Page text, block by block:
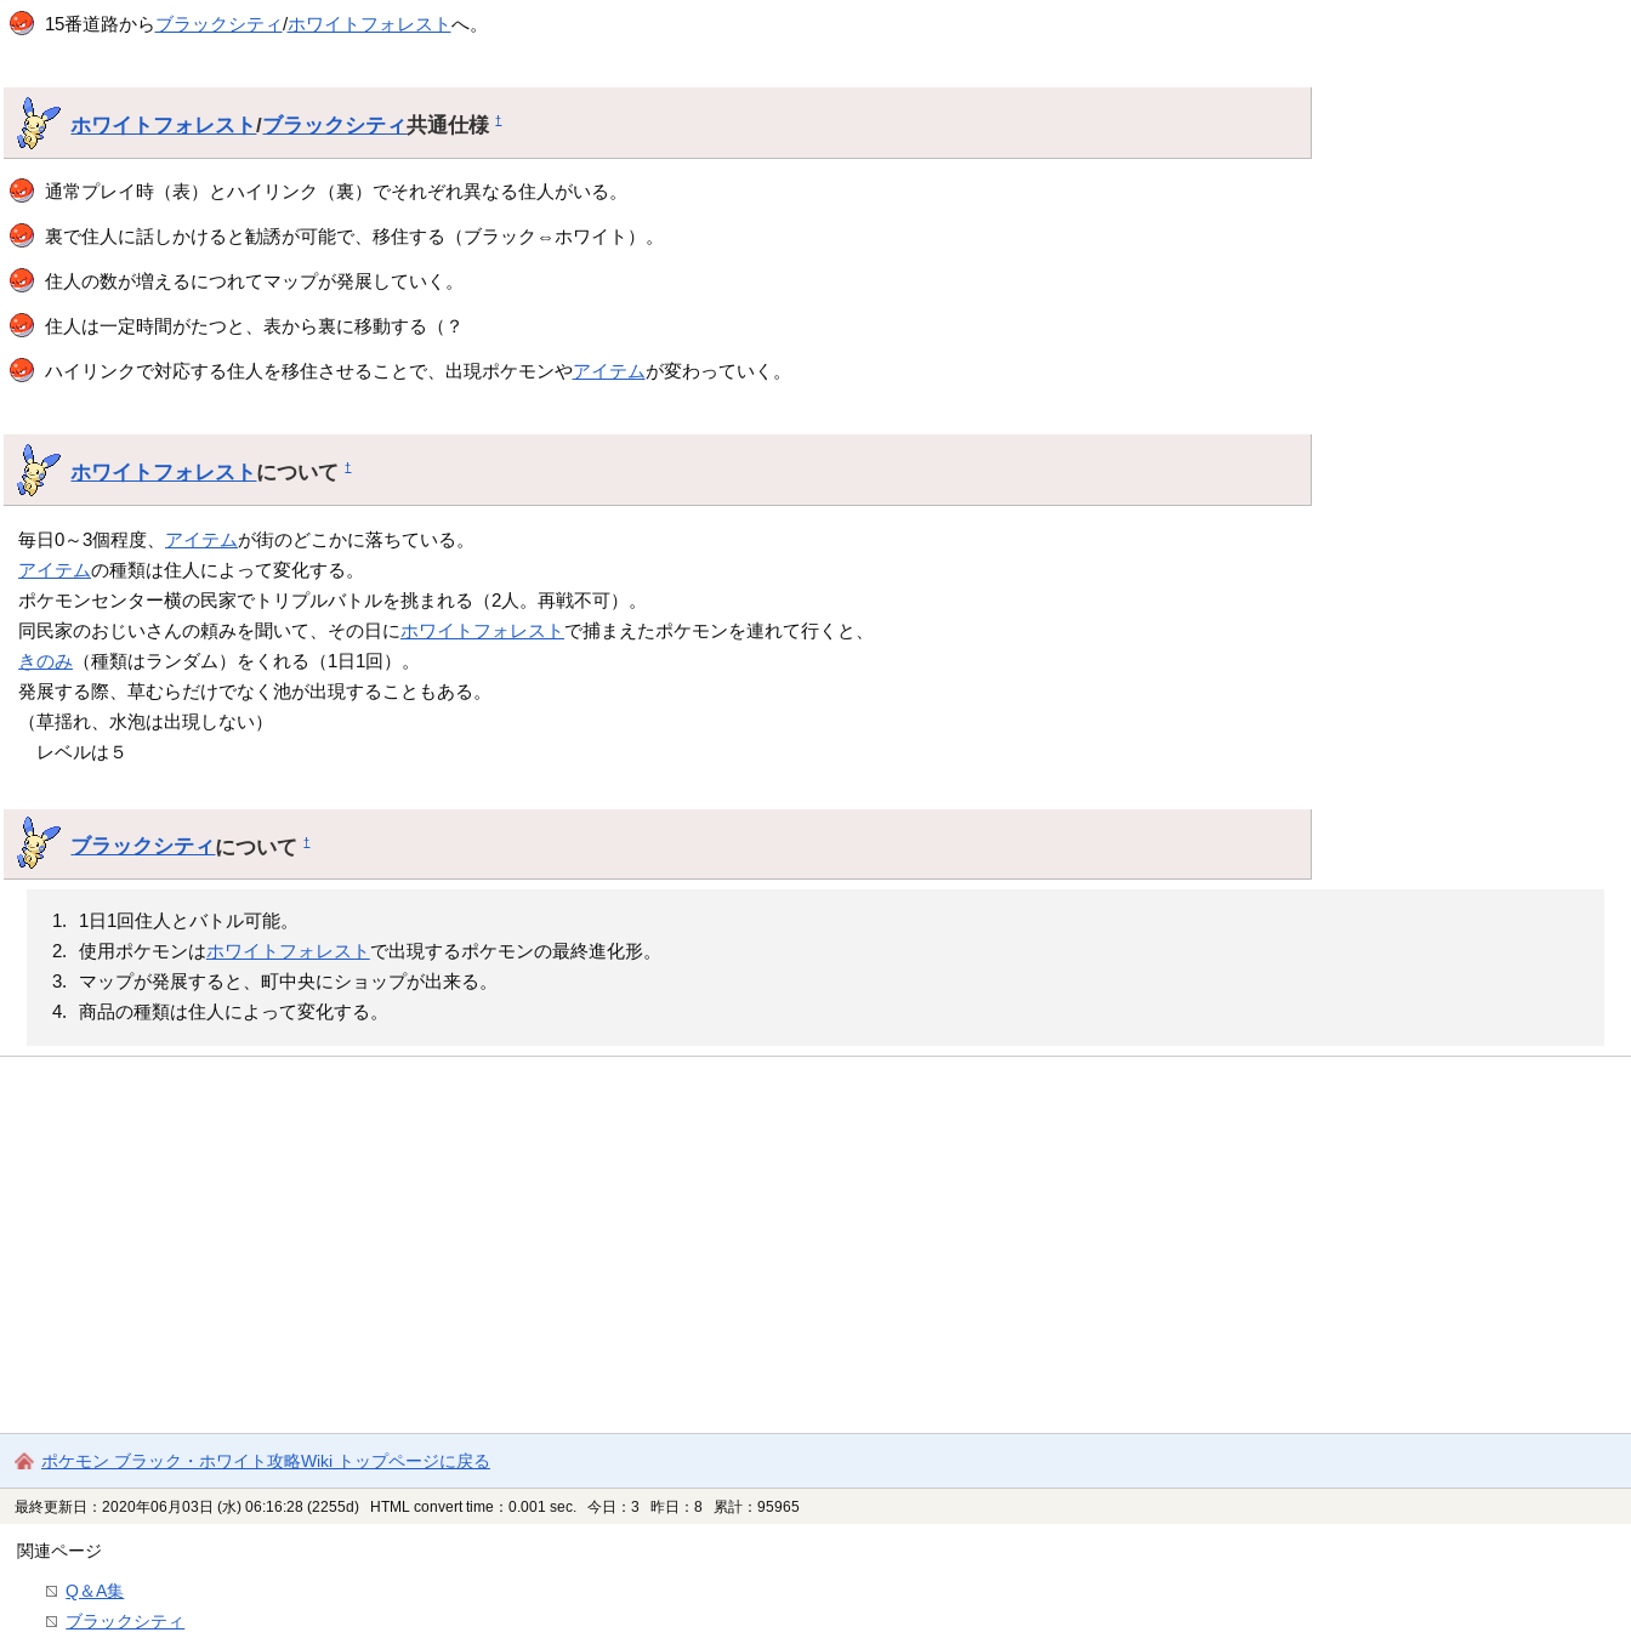
15番道路からブラックシティ/ホワイトフォレストへ。
ホワイトフォレスト/ブラックシティ共通仕様†
通常プレイ時（表）とハイリンク（裏）でそれぞれ異なる住人がいる。
裏で住人に話しかけると勧誘が可能で、移住する（ブラック⇔ホワイト）。
住人の数が増えるにつれてマップが発展していく。
住人は一定時間がたつと、表から裏に移動する（？
ハイリンクで対応する住人を移住させることで、出現ポケモンやアイテムが変わっていく。
ホワイトフォレスト について†
毎日0～3個程度、 アイテムが街のどこかに落ちている。
アイテムの種類は住人によって変化する。
ポケモンセンター横の民家でトリプルバトルを挑まれる（2人。再戦不可）。
同民家のおじいさんの頼みを聞いて、その日にホワイトフォレスト で捕まえたポケモンを連れて行くと、
きのみ （種類はランダム）をくれる（1日1回）。
発展する際、草むらだけでなく池が出現することもある。
（草揺れ、水泡は出現しない）
レベルは５
ブラックシティについて†
1日1回住人とバトル可能。
使用ポケモンはホワイトフォレスト で出現するポケモンの最終進化形。
マップが発展すると、町中央にショップが出来る。
商品の種類は住人によって変化する。
ポケモン ブラック・ホワイト攻略Wiki トップページに戻る
最終更新日：2020年06月03日 (水) 06:16:28 (2255d) HTML convert time：0.001 sec. 今日：3 昨日：8 累計：95965
関連ページ
Q＆A集
ブラックシティ